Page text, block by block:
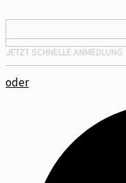
JETZT SCHNELLE ANMEDLUNG
oder